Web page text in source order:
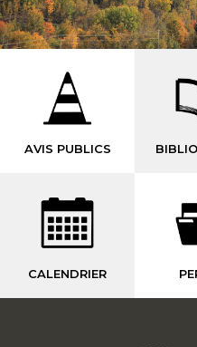
AVIS PUBLICS
CALENDRIER